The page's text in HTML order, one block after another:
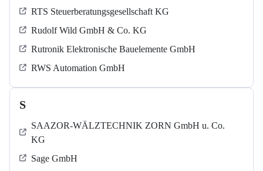
RTS Steuerberatungsgesellschaft KG
Rudolf Wild GmbH & Co. KG
Rutronik Elektronische Bauelemente GmbH
RWS Automation GmbH
S
SAAZOR-WÄLZTECHNIK ZORN GmbH u. Co.
KG
Sage GmbH